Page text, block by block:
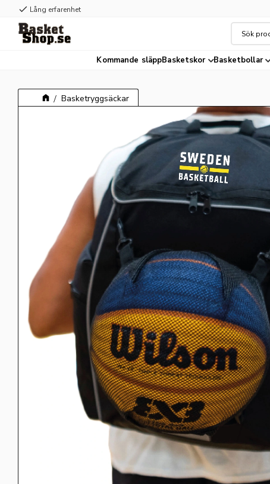
check Lång erfarenhet
Kommande släppBasketskor Basketbollar
Basketryggsäckar